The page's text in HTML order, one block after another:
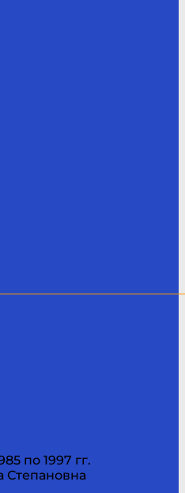
по 1997 гг.
Степановна